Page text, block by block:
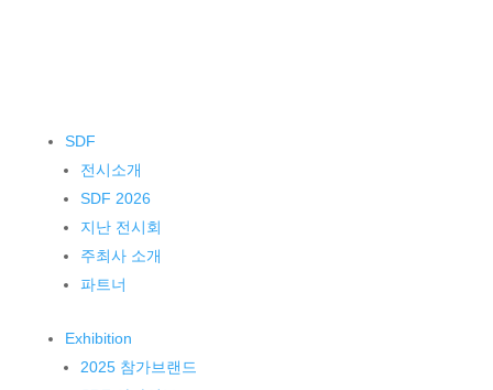
SDF
전시소개
SDF 2026
지난 전시회
주최사 소개
파트너
Exhibition
2025 참가브랜드